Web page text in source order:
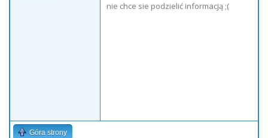
nie chce sie podzielić informacją ;(
Góra strony